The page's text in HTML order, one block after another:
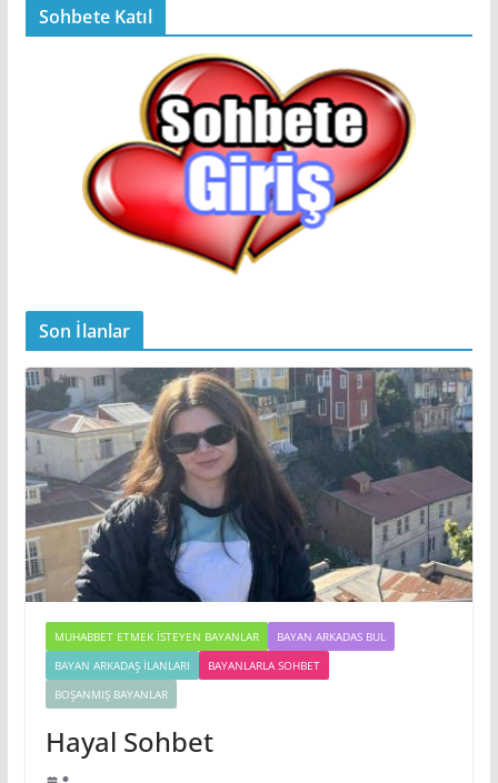
Sohbete Katıl
Son İlanlar
MUHABBET ETMEK İSTEYEN BAYANLAR
BAYAN ARKADAS BUL
BAYAN ARKADAŞ İLANLARI
BAYANLARLA SOHBET
BOŞANMIŞ BAYANLAR
Hayal Sohbet